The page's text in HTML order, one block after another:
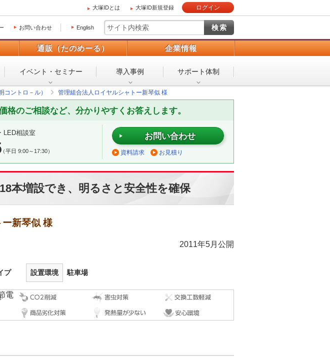
大塚IDとは 大塚ID新規登録 ログイン
お問い合わせ English
通販（たのめーる） 企業情報
イベント・ セミナー 導入事例 サポート体制
ントロ－ル） 管理組合法人ロイヤルシャトー新琴似 様
格のご相談など、分かりやすくお答えします。
LED相談室
（平日 9:00～17:30）
お問い合わせ
資料請求 お見積り
本増設でき、明るさと安全性を確保
新琴似 様
2011年5月公開
プ 設置環境 駐車場